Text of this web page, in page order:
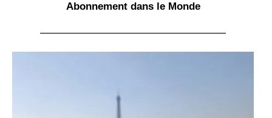
Abonnement dans le Monde
——————————————————